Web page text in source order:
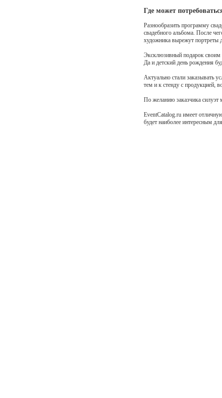
Где может
Разнообразить программу
свадебного альбома. После
художника вырежут портреты
Эксклюзивный подарок своим
Да и детский день рождения
Актуально стали заказывать
тем и к стенду с продукцией,
По желанию заказчика
EventCatalog.ru имеет
будет наиболее интересным